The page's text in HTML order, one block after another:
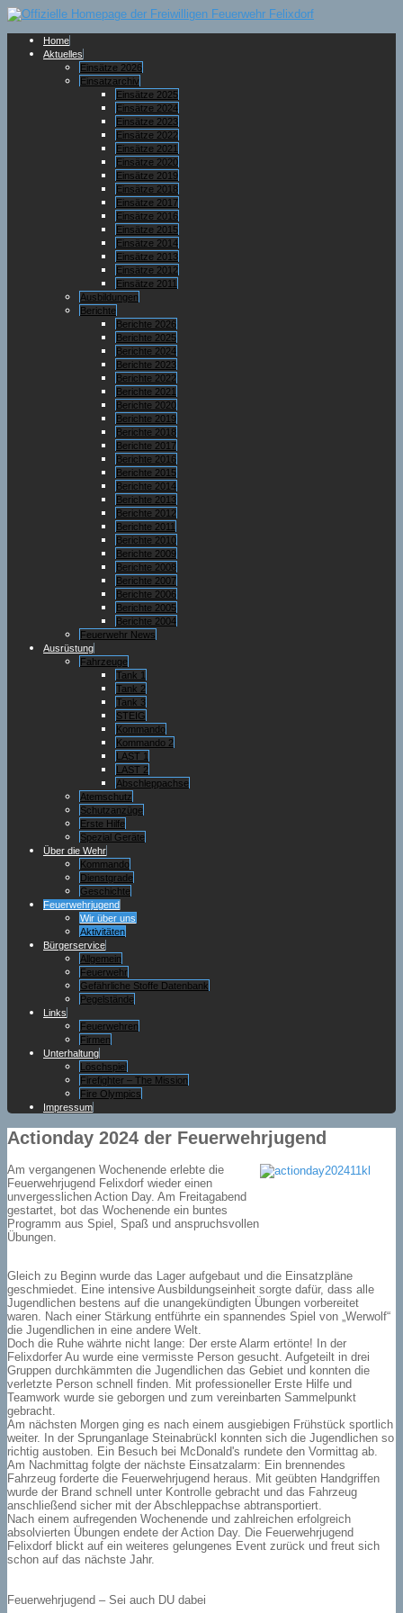
Home
Aktuelles
Einsätze 2026
Einsatzarchiv
Einsätze 2025
Einsätze 2024
Einsätze 2023
Einsätze 2022
Einsätze 2021
Einsätze 2020
Einsätze 2019
Einsätze 2018
Einsätze 2017
Einsätze 2016
Einsätze 2015
Einsätze 2014
Einsätze 2013
Einsätze 2012
Einsätze 2011
Ausbildungen
Berichte
Berichte 2026
Berichte 2025
Berichte 2024
Berichte 2023
Berichte 2022
Berichte 2021
Berichte 2020
Berichte 2019
Berichte 2018
Berichte 2017
Berichte 2016
Berichte 2015
Berichte 2014
Berichte 2013
Berichte 2012
Berichte 2011
Berichte 2010
Berichte 2009
Berichte 2008
Berichte 2007
Berichte 2006
Berichte 2005
Berichte 2004
Feuerwehr News
Ausrüstung
Fahrzeuge
Tank 1
Tank 2
Tank 3
STEIG
Kommando
Kommando 2
LAST 1
LAST 2
Abschleppachse
Atemschutz
Schutzanzüge
Erste Hilfe
Spezial Geräte
Über die Wehr
Kommando
Dienstgrade
Geschichte
Feuerwehrjugend
Wir über uns
Aktivitäten
Bürgerservice
Allgemein
Feuerwehr
Gefährliche Stoffe Datenbank
Pegelstände
Links
Feuerwehren
Firmen
Unterhaltung
Löschspiel
Firefighter – The Mission
Fire Olympics
Impressum
Actionday 2024 der Feuerwehrjugend
Am vergangenen Wochenende erlebte die
Feuerwehrjugend Felixdorf wieder einen
unvergesslichen Action Day. Am Freitagabend
gestartet, bot das Wochenende ein buntes
Programm aus Spiel, Spaß und anspruchsvollen
Übungen.
Gleich zu Beginn wurde das Lager aufgebaut und die Einsatzpläne
geschmiedet. Eine intensive Ausbildungseinheit sorgte dafür, dass alle
Jugendlichen bestens auf die unangekündigten Übungen vorbereitet
waren. Nach einer Stärkung entführte ein spannendes Spiel von „Werwolf“
die Jugendlichen in eine andere Welt.
Doch die Ruhe währte nicht lange: Der erste Alarm ertönte! In der
Felixdorfer Au wurde eine vermisste Person gesucht. Aufgeteilt in drei
Gruppen durchkämmten die Jugendlichen das Gebiet und konnten die
verletzte Person schnell finden. Mit professioneller Erste Hilfe und
Teamwork wurde sie geborgen und zum vereinbarten Sammelpunkt
gebracht.
Am nächsten Morgen ging es nach einem ausgiebigen Frühstück sportlich
weiter. In der Sprunganlage Steinabrückl konnten sich die Jugendlichen so
richtig austoben. Ein Besuch bei McDonald's rundete den Vormittag ab.
Am Nachmittag folgte der nächste Einsatzalarm: Ein brennendes
Fahrzeug forderte die Feuerwehrjugend heraus. Mit geübten Handgriffen
wurde der Brand schnell unter Kontrolle gebracht und das Fahrzeug
anschließend sicher mit der Abschleppachse abtransportiert.
Nach einem aufregenden Wochenende und zahlreichen erfolgreich
absolvierten Übungen endete der Action Day. Die Feuerwehrjugend
Felixdorf blickt auf ein weiteres gelungenes Event zurück und freut sich
schon auf das nächste Jahr.
Feuerwehrjugend – Sei auch DU dabei